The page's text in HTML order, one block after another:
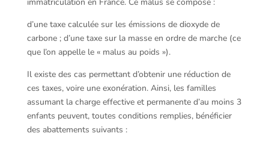
d’une taxe calculée sur les émissions de dioxyde de
carbone ; d’une taxe sur la masse en ordre de marche (ce
que l’on appelle le « malus au poids »).
Il existe des cas permettant d’obtenir une réduction de
ces taxes, voire une exonération. Ainsi, les familles
assumant la charge effective et permanente d’au moins 3
enfants peuvent, toutes conditions remplies, bénéficier
des abattements suivants :